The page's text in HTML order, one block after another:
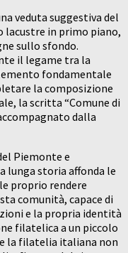
veduta suggestiva del
lacustre in primo piano,
sullo sfondo.
il legame tra la
fondamentale
la composizione
la scritta “Comune di
dalla
Piemonte e
lunga storia affonda le
proprio rendere
comunità, capace di
e la propria identità
filatelica a un piccolo
la filatelia italiana non